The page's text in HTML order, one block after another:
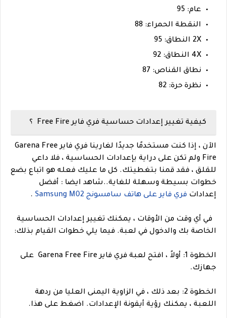
عام: 95
النقطة الحمراء: 88
2X النطاق: 95
4X النطاق: 92
نطاق القناص: 87
نظرة حرة: 82
كيفية تغيير إعدادات حساسية فري فاير Free Fire ؟
الآن ، إذا كنت مستخدمًا جديدًا لغارينا فري فاير Garena Free
Fire ولم تكن على دراية بإعدادات الحساسية ، فلا داعي
للقلق ، فقد قمنا بتغطيتك. كل ما عليك فعله هو اتباع بضع
خطوات بسيطة وسهلة للغاية..شاهد ايضا : أفضل
إعدادات فري فاير على هاتف سامسونج Samsung M02 .
في أي وقت من الأوقات ، يمكنك تغيير إعدادات الحساسية
الخاصة بك والدخول في لعبة. فيما يلي خطوات القيام بذلك:
الخطوة 1: أولاً ، افتح لعبة فري فاير Garena Free Fire على
جهازك.
الخطوة 2: بعد ذلك ، في الزاوية اليمنى العليا من ردهة
اللعبة ، يمكنك رؤية أيقونة الإعدادات. اضغط على هذا.